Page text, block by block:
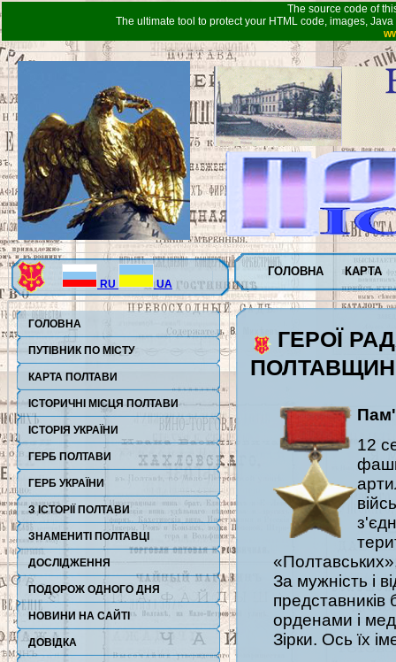
The source code of
The ultimate tool to protect your HTML code, images,
ГОЛОВНА КАРТА
RU UA
ГОЛОВНА
ПУТІВНИК ПО МІСТУ
КАРТА ПОЛТАВИ
ІСТОРИЧНІ МІСЦЯ ПОЛТАВИ
ІСТОРІЯ УКРАЇНИ
ГЕРБ ПОЛТАВИ
ГЕРБ УКРАЇНИ
З ІСТОРІЇ ПОЛТАВИ
ЗНАМЕНИТІ ПОЛТАВЦІ
ДОСЛІДЖЕННЯ
ПОДОРОЖ ОДНОГО ДНЯ
НОВИНИ НА САЙТІ
ДОВІДКА
ГЕРОЇ
12
За мужність і
представників
орденами і
Зірки. Ось їх